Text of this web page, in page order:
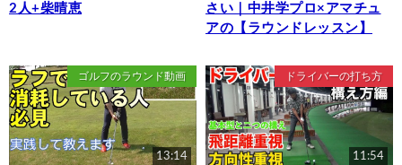
2人+柴晴恵
さい｜中井学プロ×アマチュ
アの【ラウンドレッスン】
ゴルフのラウンド動画
13:14
ドライバーの打ち方
11:54